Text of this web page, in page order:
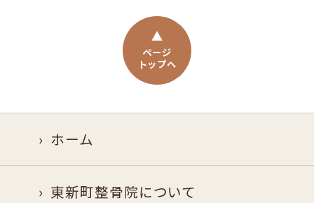
ページ
トップへ
ホーム
東新町整骨院について